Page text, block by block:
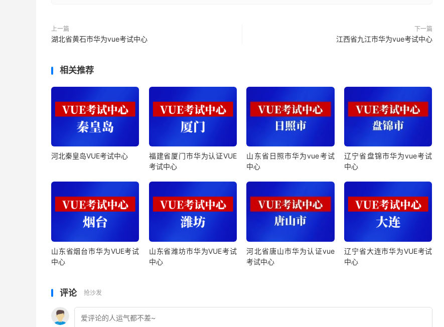
上一篇
湖北省黄石市华为vue考试中心
下一篇
江西省九江市华为vue考试中心
相关推荐
河北秦皇岛VUE考试中心
福建省厦门市华为认证VUE
考试中心
山东省日照市华为vue考试
中心
辽宁省盘锦市华为vue考试
中心
山东省烟台市华为VUE考试
中心
山东省潍坊市华为VUE考试
中心
河北省唐山市华为认证vue
考试中心
辽宁省大连市华为VUE考试
中心
评论 抢沙发